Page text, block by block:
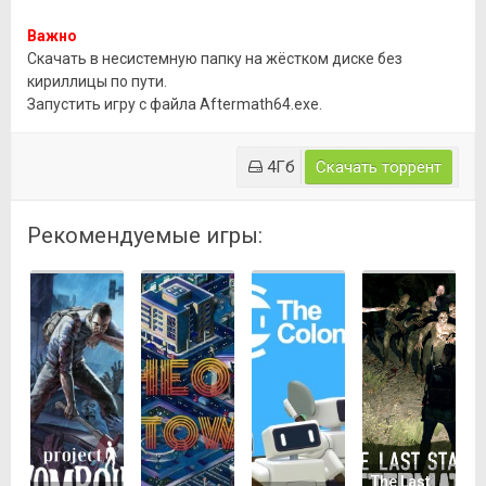
Важно
Скачать в несистемную папку на жёстком диске без
кириллицы по пути.
Запустить игру с файла Aftermath64.exe.
4Гб Скачать торрент
Рекомендуемые игры:
The Last